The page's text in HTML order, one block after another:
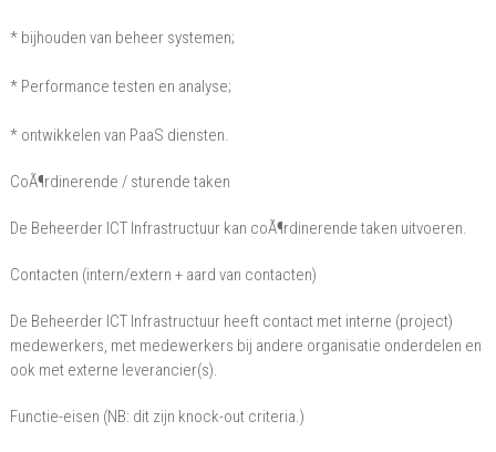
* bijhouden van beheer systemen;
* Performance testen en analyse;
* ontwikkelen van PaaS diensten.
CoÃ¶rdinerende / sturende taken
De Beheerder ICT Infrastructuur kan coÃ¶rdinerende taken uitvoeren.
Contacten (intern/extern + aard van contacten)
De Beheerder ICT Infrastructuur heeft contact met interne (project)
medewerkers, met medewerkers bij andere organisatie onderdelen en
ook met externe leverancier(s).
Functie-eisen (NB: dit zijn knock-out criteria.)